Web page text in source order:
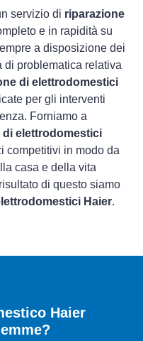
servizio di riparazione
e in rapidità su
a disposizione dei
problematica relativa
di elettrodomestici
per gli interventi
Forniamo a
di elettrodomestici
competitivi in modo da
casa e della vita
di questo siamo
Haier.
Haier